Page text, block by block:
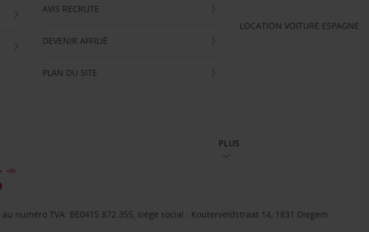
AVIS RECRUTE
DEVENIR AFFILIÉ
PLAN DU SITE
LOCATION VOITURE ESPAGNE
PLUS
numéro TVA: BE0415 872 355, siège social : Kouterveldstraat 14, 1831 Diegem.